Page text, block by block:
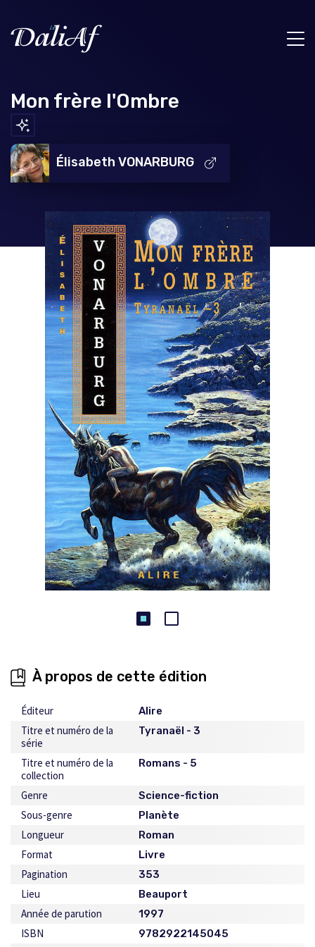
Mon frère l'Ombre
Élisabeth VONARBURG
À propos de cette édition
Éditeur Alire
Titre et numéro de la
série
Tyranaël - 3
Titre et numéro de la
collection
Romans - 5
Genre Science-fiction
Sous-genre Planète
Longueur Roman
Format Livre
Pagination 353
Lieu Beauport
Année de parution 1997
ISBN 9782922145045